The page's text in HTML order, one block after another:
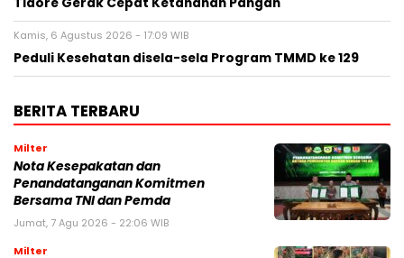
Tidore Gerak Cepat Ketahanan Pangan
Kamis, 6 Agustus 2026 - 17:09 WIB
Peduli Kesehatan disela-sela Program TMMD ke 129
BERITA TERBARU
Milter
Nota Kesepakatan dan
Penandatanganan Komitmen
Bersama TNI dan Pemda
Jumat, 7 Agu 2026 - 22:06 WIB
Milter